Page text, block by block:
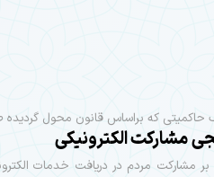
حاکمیتی که براساس قانون محول
مشاركت الکترونیکی
بر مشارکت مردم در دریافت خدمات